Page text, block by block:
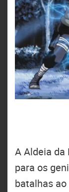
A Aldeia
para os
batalhas